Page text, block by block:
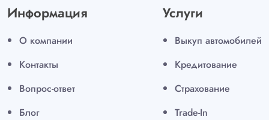
Информация
О компании
Контакты
Вопрос-ответ
Блог
Услуги
Выкуп автомобилей
Кредитование
Страхование
Trade-In